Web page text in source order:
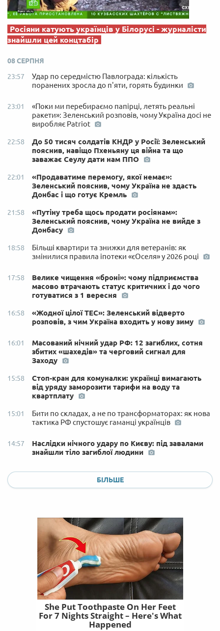
Росіяни катують українців у Білорусі - журналісти
знайшли цей концтабір
08 СЕРПНЯ
23:57
Удар по середмістю Павлограда: кількість
поранених зросла до п'яти, горять будинки
23:01
«Поки ми перебираємо папірці, летять реальні
ракети»: Зеленський розповів, чому Україна досі не
виробляє Patriot
22:58
До 50 тисяч солдатів КНДР у Росії: Зеленський
пояснив, навіщо Пхеньяну ця війна та що
заважає Сеулу дати нам ППО
22:01
«Продаватиме перемогу, якої немає»:
Зеленський пояснив, чому Україна не здасть
Донбас і що готує Кремль
21:58
«Путіну треба щось продати росіянам»:
Зеленський пояснив, чому Україна не вийде з
Донбасу
18:58
Більші квартири та знижки для ветеранів: як
змінилися правила іпотеки «єОселя» у 2026 році
17:58
Велике чищення «броні»: чому підприємства
масово втрачають статус критичних і до чого
готуватися з 1 вересня
16:58
«Жодної цілої ТЕС»: Зеленський відверто
розповів, з чим Україна входить у нову зиму
16:01
Масований нічний удар РФ: 12 загиблих, сотня
збитих «шахедів» та черговий сигнал для
Заходу
15:58
Стоп-кран для комуналки: українці вимагають
від уряду заморозити тарифи на воду та
квартплату
15:01
Бити по складах, а не по трансформаторах: як нова
тактика РФ спустошує гаманці українців
14:57
Наслідки нічного удару по Києву: під завалами
знайшли тіло загиблої людини
БІЛЬШЕ
She Put Toothpaste On Her Feet
For 7 Nights Straight – Here's What
Happened